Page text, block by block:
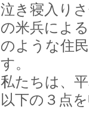
泣き寝入り
の米兵によ
のような住
す。
私たちは、
以下の３点